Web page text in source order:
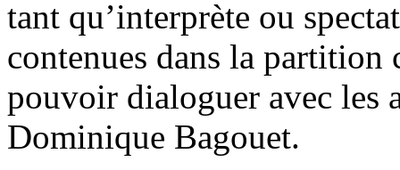
tant qu’interprète ou
contenues dans la partition
pouvoir dialoguer avec les
Dominique Bagouet.